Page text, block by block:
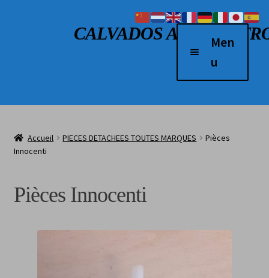
Aller à la navigation
Aller au contenu
CALVADOS AUTOMen
u
2 Roues
Véhicules vendus
CGV
Accueil PIECES DETACHEES TOUTES MARQUES
Pièces
Innocenti
Pièces Innocenti